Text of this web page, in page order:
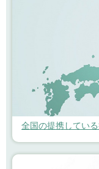
全国の提携してい